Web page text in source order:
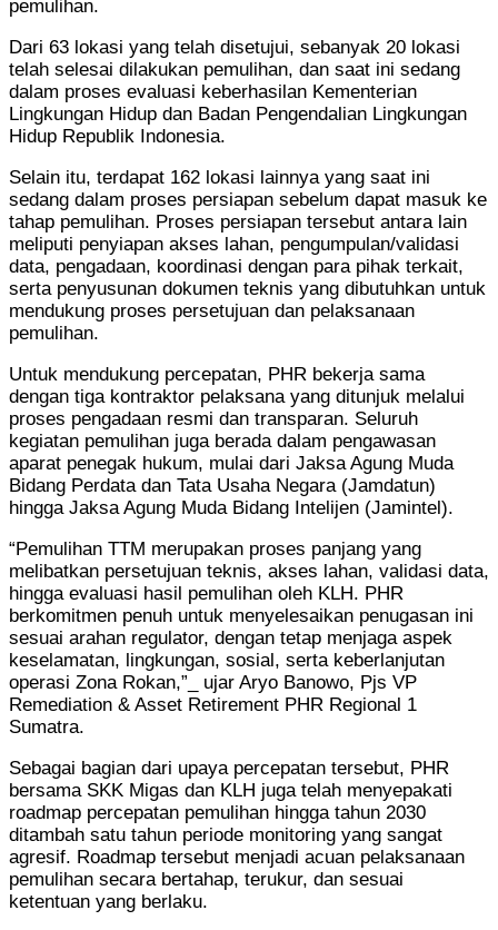
pemulihan.
Dari 63 lokasi yang telah disetujui, sebanyak 20 lokasi
telah selesai dilakukan pemulihan, dan saat ini sedang
dalam proses evaluasi keberhasilan Kementerian
Lingkungan Hidup dan Badan Pengendalian Lingkungan
Hidup Republik Indonesia.
Selain itu, terdapat 162 lokasi lainnya yang saat ini
sedang dalam proses persiapan sebelum dapat masuk ke
tahap pemulihan. Proses persiapan tersebut antara lain
meliputi penyiapan akses lahan, pengumpulan/validasi
data, pengadaan, koordinasi dengan para pihak terkait,
serta penyusunan dokumen teknis yang dibutuhkan untuk
mendukung proses persetujuan dan pelaksanaan
pemulihan.
Untuk mendukung percepatan, PHR bekerja sama
dengan tiga kontraktor pelaksana yang ditunjuk melalui
proses pengadaan resmi dan transparan. Seluruh
kegiatan pemulihan juga berada dalam pengawasan
aparat penegak hukum, mulai dari Jaksa Agung Muda
Bidang Perdata dan Tata Usaha Negara (Jamdatun)
hingga Jaksa Agung Muda Bidang Intelijen (Jamintel).
“Pemulihan TTM merupakan proses panjang yang
melibatkan persetujuan teknis, akses lahan, validasi data,
hingga evaluasi hasil pemulihan oleh KLH. PHR
berkomitmen penuh untuk menyelesaikan penugasan ini
sesuai arahan regulator, dengan tetap menjaga aspek
keselamatan, lingkungan, sosial, serta keberlanjutan
operasi Zona Rokan,”_ ujar Aryo Banowo, Pjs VP
Remediation & Asset Retirement PHR Regional 1
Sumatra.
Sebagai bagian dari upaya percepatan tersebut, PHR
bersama SKK Migas dan KLH juga telah menyepakati
roadmap percepatan pemulihan hingga tahun 2030
ditambah satu tahun periode monitoring yang sangat
agresif. Roadmap tersebut menjadi acuan pelaksanaan
pemulihan secara bertahap, terukur, dan sesuai
ketentuan yang berlaku.